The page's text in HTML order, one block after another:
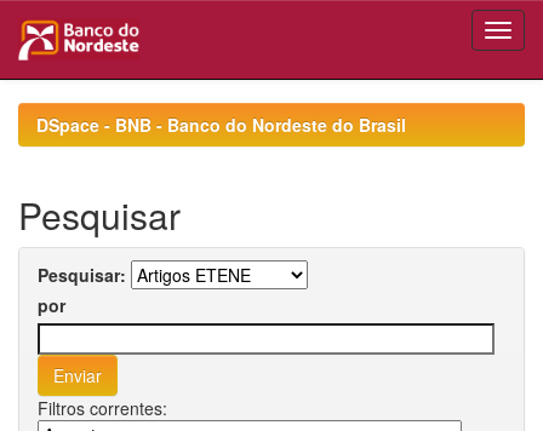
navigationDSpace - BNB - Banco do Nordeste do Brasil
Pesquisar
Pesquisar:
por
Filtros correntes: